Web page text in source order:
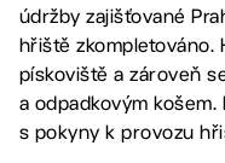
údržby zajišťované
hřiště zkompletováno.
pískoviště a zároveň
a odpadkovým
s pokyny k provozu